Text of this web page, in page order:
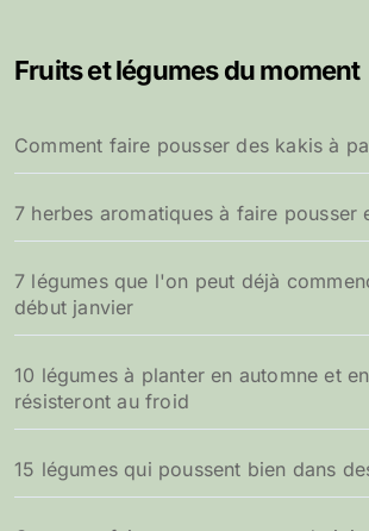
r
e
r
:
Fruits et légumes du moment
Comment faire pousser des kakis à
7 herbes aromatiques à faire pousser
7 légumes que l'on peut déjà
début janvier
10 légumes à planter en automne et
résisteront au froid
15 légumes qui poussent bien dans